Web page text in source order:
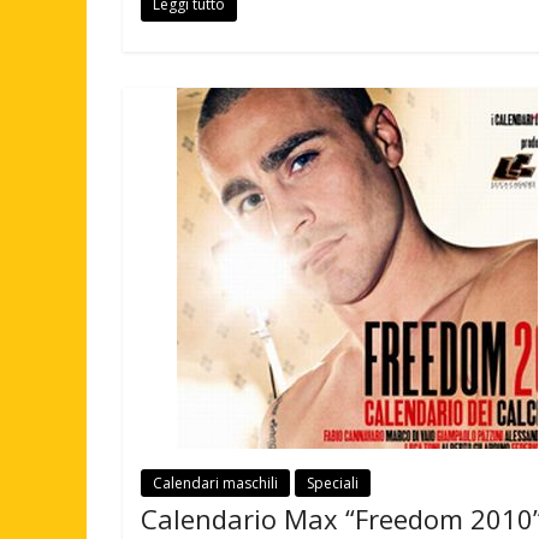
Leggi tutto
Calendari maschili Speciali
Calendario Max “Freedom